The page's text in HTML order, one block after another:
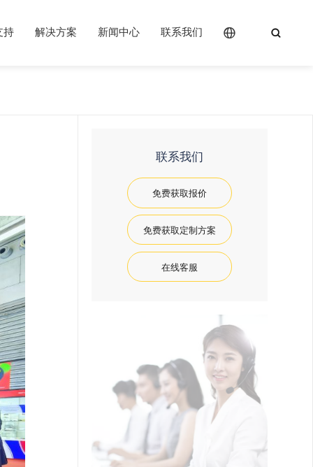
持 解决方案 新闻中心 联系我们  
联系我们
免费获取报价
免费获取定制方案
在线客服